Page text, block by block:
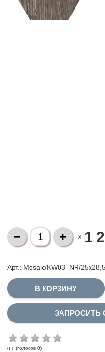
X 1
Арт.: Mosaic/KW03_NR/
ЗАПРОСИТЬ
0.0 (голосов 0)